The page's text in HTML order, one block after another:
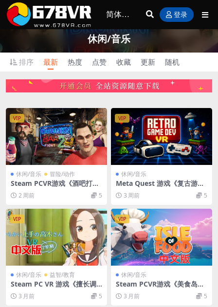
登录
休闲/音乐
排序 最新 热度 点赞 收藏 更新 随机
VIP
休闲/音乐 冒险/动作
Steam PCVR游戏《酒吧打架
2》Drunkn Bar Fight 2
2 周前 5
VIP
休闲/音乐
Meta Quest 游戏《复古游戏
开发 VR》RetroGameDev V
R 3 周前 5
VIP
休闲/音乐 益智/教育
Steam PC VR 游戏《擅长调
戏的高木老师第2学期》から
かい上手の高木さんVR 2学期
3 月前 5
VIP
休闲/音乐
Steam PCVR游戏《美食岛》I
sle of Food
3 月前 5